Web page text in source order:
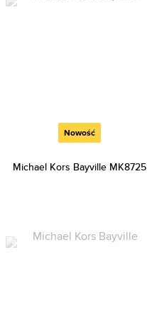
Nowość
Michael Kors Bayville MK8725